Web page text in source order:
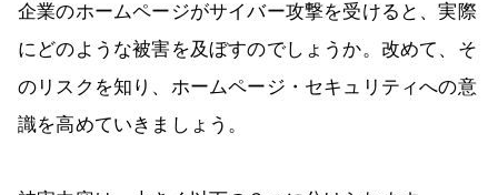
企業のホームページがサイバー攻撃を受けると、実際
にどのような被害を及ぼすのでしょうか。改めて、そ
のリスクを知り、ホームページ・セキュリティへの意
識を高めていきましょう。